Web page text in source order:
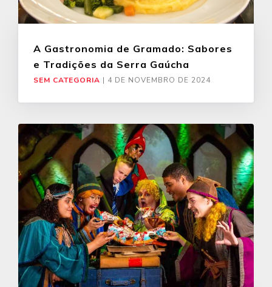
A Gastronomia de Gramado: Sabores
e Tradições da Serra Gaúcha
SEM CATEGORIA | 4 DE NOVEMBRO DE 2024